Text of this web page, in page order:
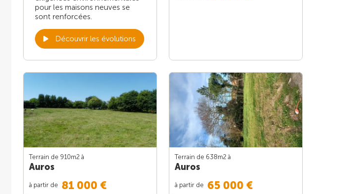
pour les maisons neuves se
sont renforcées.
Découvrir les évolutions
Terrain de 910m2 à
Auros
à partir de 81 000 €
Terrain de 638m2 à
Auros
à partir de 65 000 €